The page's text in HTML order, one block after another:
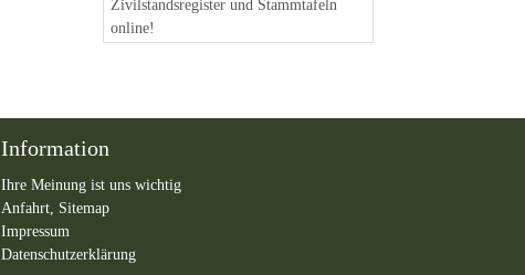
Zivilstandsregister und Stammtafeln
online!
Information
Ihre Meinung ist uns wichtig
Anfahrt, Sitemap
Impressum
Datenschutzerklärung